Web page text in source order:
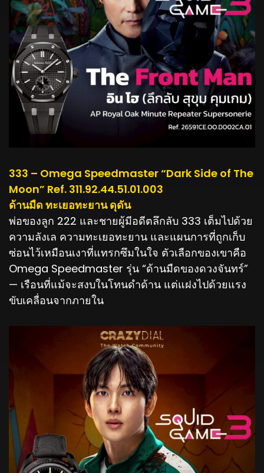
333 – Omega Speedmaster “Dark Side of The
Moon” Ref. 311.92.44.51.01.003
ด้านมืด ทะเยอทะยาน ดุดัน
พ่อของลูก 222 และชายผู้มีอดีตลึกลับ 333 เต็มไปด้วย
ความลังเล ความทะเยอทะยาน และแผนการที่ถูกเก็บ
ซ่อนไว้เหมือนเงาที่แทรกซึมในใจ ตัวเลือกของเขาคือ
Omega Speedmaster รุ่น “ด้านมืดของดวงจันทร์”
— เรือนที่แม้จะสงบในโทนดำด้าน แต่แฝงไปด้วยแรง
ขับเคลื่อนจากภายใน